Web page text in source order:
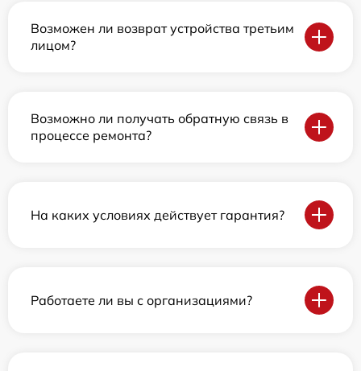
Возможен ли возврат устройства третьим
лицом?
Возможно ли получать обратную связь в
процессе ремонта?
На каких условиях действует гарантия?
Работаете ли вы с организациями?